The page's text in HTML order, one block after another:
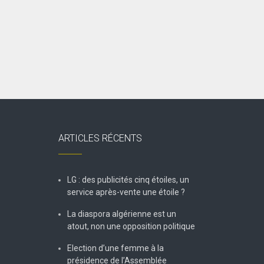
ARTICLES RÉCENTS
LG : des publicités cinq étoiles, un
service après-vente une étoile ?
La diaspora algérienne est un
atout, non une opposition politique
Election d’une femme à la
présidence de l’Assemblée